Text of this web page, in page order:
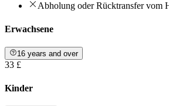
Abholung oder Rücktransfer vom
Erwachsene
16 years and over
33 £
Kinder